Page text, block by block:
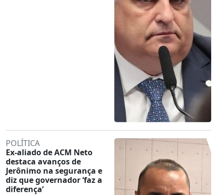
POLÍTICA
Ex-aliado de ACM Neto
destaca avanços de
Jerônimo na segurança e
diz que governador ‘faz a
diferença’